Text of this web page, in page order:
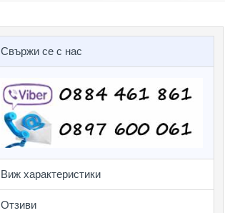
Свържи се с нас
Виж характеристики
Отзиви